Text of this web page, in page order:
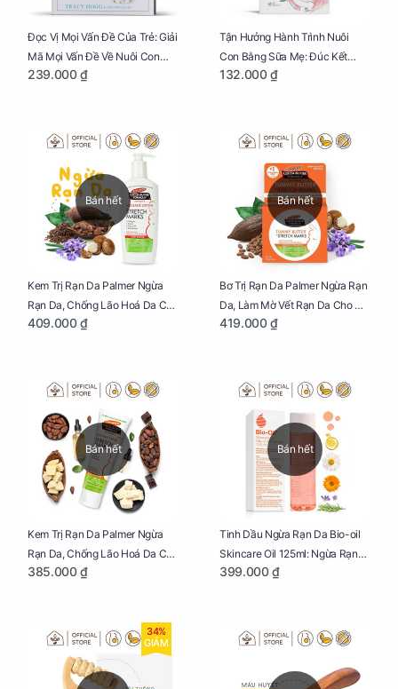
Đọc Vị Mọi Vấn Đề Của Trẻ: Giải
Mã Mọi Vấn Đề Về Nuôi Con
Nhỏ (Ăn, Ngủ, Kỷ Luật Hành Vi),
239.000 ₫
Tận Hưởng Hành Trình Nuôi
Con Bằng Sữa Mẹ: Đúc Kết
Những Kiến Thức Quý Báu Về
Mình Trong Hành Trình Nuôi
132.000 ₫
Bán hết
Kem Trị Rạn Da Palmer Ngừa
Rạn Da, Chống Lão Hoá Da Cho
Mẹ Bầu Chai 250ml
409.000 ₫
Bán hết
Bơ Trị Rạn Da Palmer Ngừa Rạn
Da, Làm Mờ Vết Rạn Da Cho Mẹ
Bầu Hũ 125g
419.000 ₫
Bán hết
Kem Trị Rạn Da Palmer Ngừa
Rạn Da, Chống Lão Hoá Da Cho
Mẹ Bầu Tuýp 125g
385.000 ₫
Bán hết
Tinh Dầu Ngừa Rạn Da Bio-oil
Skincare Oil 125ml: Ngừa Rạn
Da, Chăm Sóc Da Toàn Diện
399.000 ₫
34%
GIẢM